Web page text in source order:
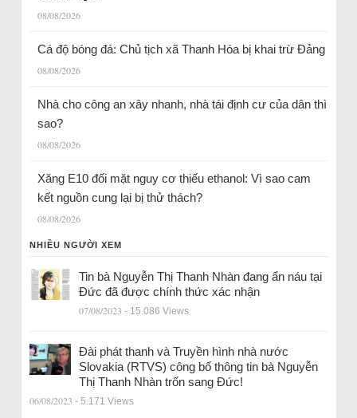
08/08/2026
Cá độ bóng đá: Chủ tịch xã Thanh Hóa bị khai trừ Đảng
08/08/2026
Nhà cho công an xây nhanh, nhà tái định cư của dân thì
sao?
08/08/2026
Xăng E10 đối mặt nguy cơ thiếu ethanol: Vì sao cam
kết nguồn cung lại bị thử thách?
08/08/2026
NHIỀU NGƯỜI XEM
Tin bà Nguyễn Thị Thanh Nhàn đang ẩn náu tại
Đức đã được chính thức xác nhận
07/08/2023 - 15.086 Views
Đài phát thanh và Truyền hình nhà nước
Slovakia (RTVS) công bố thông tin bà Nguyễn
Thị Thanh Nhàn trốn sang Đức!
06/08/2023 - 5.171 Views